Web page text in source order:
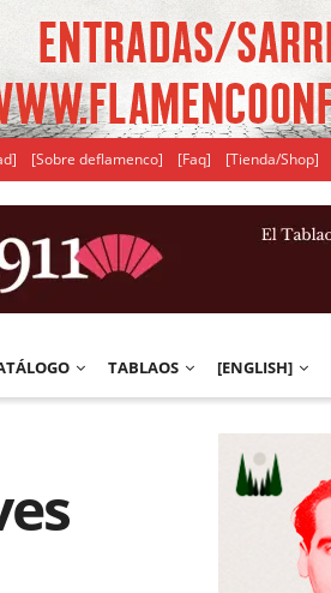
[Sobre deflamenco] [Faq] [Tienda/Shop]
TABLAOS [ENGLISH]